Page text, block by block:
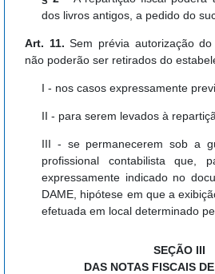
dos livros antigos, a pedido do
Art. 11.Sem prévia autorização
não poderão ser retirados do
I - nos casos expressamente
II - para serem levados à
III - se permanecerem sob a
profissional contabilista que,
expressamente indicado no
DAME, hipótese em que a
efetuada em local determinado
SEÇÃO III
DAS NOTAS FISCAIS